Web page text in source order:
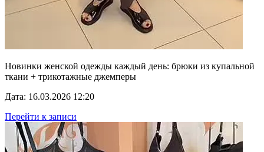
Новинки женской одежды каждый день: брюки из купальной
ткани + трикотажные джемперы
Дата: 16.03.2026 12:20
Перейти к записи